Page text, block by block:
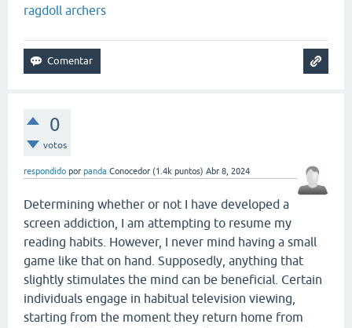
ragdoll archers
0
votos
respondido por panda Conocedor (1.4k puntos) Abr 8, 2024
Determining whether or not I have developed a
screen addiction, I am attempting to resume my
reading habits. However, I never mind having a small
game like that on hand. Supposedly, anything that
slightly stimulates the mind can be beneficial. Certain
individuals engage in habitual television viewing,
starting from the moment they return home from